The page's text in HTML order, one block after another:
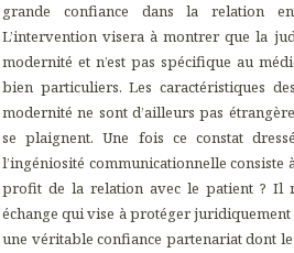
grande confiance dans la relation
L’intervention visera à montrer que la
modernité et n’est pas spécifique au
bien particuliers. Les caractéristiques
modernité ne sont d’ailleurs pas
se plaignent. Une fois ce constat
l’ingéniosité communicationnelle
profit de la relation avec le patient ? Il
échange qui vise à protéger
une véritable confiance partenariat dont